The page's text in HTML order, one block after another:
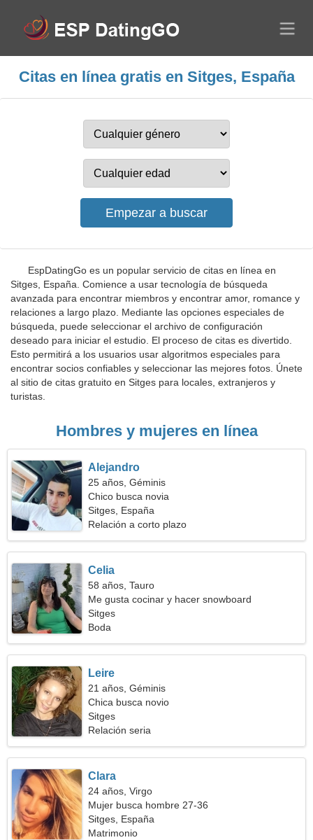
Citas en línea gratis en Sitges, España
EspDatingGo es un popular servicio de citas en línea en
Sitges, España. Comience a usar tecnología de búsqueda
avanzada para encontrar miembros y encontrar amor, romance y
relaciones a largo plazo. Mediante las opciones especiales de
búsqueda, puede seleccionar el archivo de configuración
deseado para iniciar el estudio. El proceso de citas es divertido.
Esto permitirá a los usuarios usar algoritmos especiales para
encontrar socios confiables y seleccionar las mejores fotos. Únete
al sitio de citas gratuito en Sitges para locales, extranjeros y
turistas.
Hombres y mujeres en línea
Alejandro
25 años, Géminis
Chico busca novia
Sitges, España
Relación a corto plazo
Celia
58 años, Tauro
Me gusta cocinar y hacer snowboard
Sitges
Boda
Leire
21 años, Géminis
Chica busca novio
Sitges
Relación seria
Clara
24 años, Virgo
Mujer busca hombre 27-36
Sitges, España
Matrimonio